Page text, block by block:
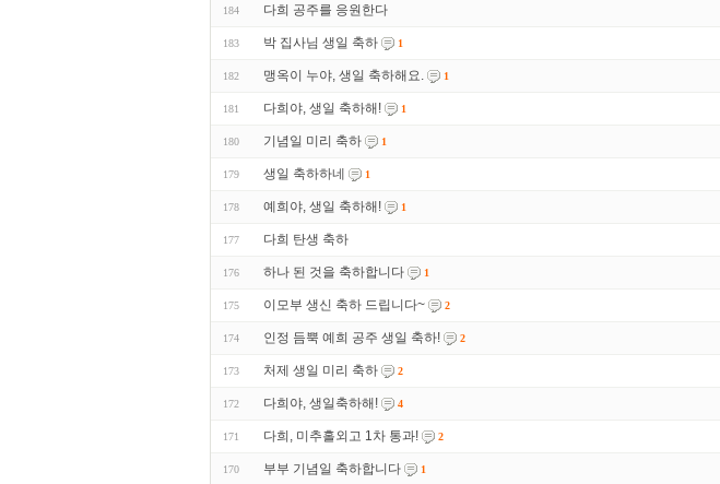
184 다희 공주를 응원한다
183 박 집사님 생일 축하 1
182 맹옥이 누야, 생일 축하해요. 1
181 다희야, 생일 축하해! 1
180 기념일 미리 축하 1
179 생일 축하하네 1
178 예희야, 생일 축하해! 1
177 다희 탄생 축하
176 하나 된 것을 축하합니다 1
175 이모부 생신 축하 드립니다~ 2
174 인정 듬뿍 예희 공주 생일 축하! 2
173 처제 생일 미리 축하 2
172 다희야, 생일축하해! 4
171 다희, 미추홀외고 1차 통과! 2
170 부부 기념일 축하합니다 1